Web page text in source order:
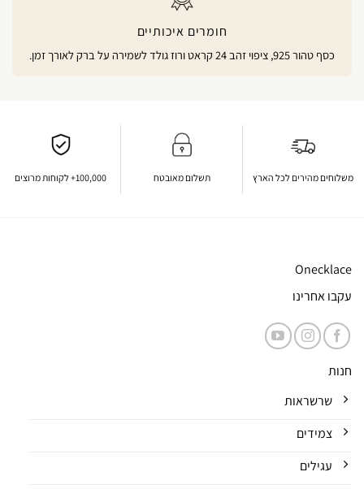
חומרים איכותיים
כסף טהור 925, ציפוי זהב 24 קראט ורוז גולד לשמירה על ברק לאורך זמן.
משלוחים מהירים לכל הארץ תשלום מאובטח 100,000+ לקוחות מרוצים
Onecklace
עקבו אחרינו
חנות
שרשראות
צמידים
עגילים